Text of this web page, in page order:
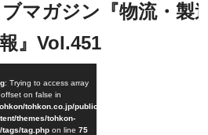
マガジン『物流・製
』Vol.451
: Trying to access array
offset on false in
tohkon.co.jp/public_html/wp-
themes/tohkon-
tag.phpon line 75